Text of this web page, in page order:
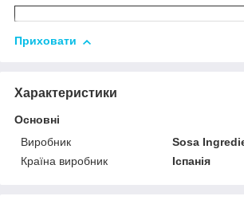
Приховати
Характеристики
Основні
Виробник
Sosa
Країна виробник
Іспанія